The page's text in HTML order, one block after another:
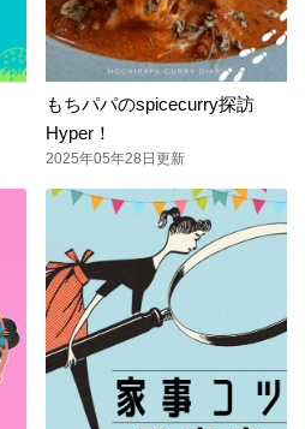
もちパパのspicecurry探訪
Hyper！
2025年05年28日更新